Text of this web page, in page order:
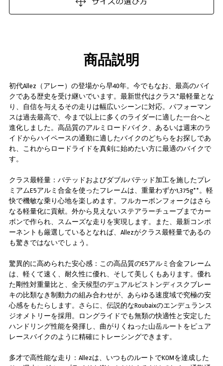
商品説明
初代Allez（アレー）の登場から早40年。今でもなお、最高のバイ
クである歴史を受け継いでいます。最新世代はクラス*最軽量とな
り、自信を与えるその走りは幅広いシーンに対応。パフォーマン
スは過去最高で、今まで以上に多くのライダーに適した一台へと
進化しました。高品質のアルミロードバイク、あるいは週末のラ
イドからハイペースの通勤に適したバイクのどちらをお探しであ
れ、これからロードライドを真剣に始めたい方に最適のバイクで
す。
クラス最軽量：バテッドおよびダブルバテッド加工を施したプレ
ミアムE5アルミ合金を使ったフレームは、重量わずか1,375g**。軽
快で機敏な乗り心地を楽しめます。フルカーボンフォークはさら
なる軽量化に貢献。外から見えないステアラーチューブまでカー
ボンで作られ、スムーズな走りを実現します。また、最新コンポ
ーネントも厳選しているとなれば、Allezがクラス最軽量であるの
も驚きではないでしょう。
驚異的に高められた安心感：この高品質のE5アルミ合金フレーム
は、軽くて速く、耐久性に優れ、そして美しくもあります。優れ
た剛性対重量比と、全天候型のデュアルピストンディスクブレー
キの比類なき制動力の組み合わせが、あらゆる速度域で究極の安
心感をもたらします。さらに、伝説的なRoubaixのエンデュランス
ジオメトリーを採用。ロングライドでも無類の快適性と安定した
ハンドリング性能を発揮し、曲がりくねった山岳ルートをピュア
レースバイクのように精確にトレーシングできます。
多才で高性能な走り：Allezは、いつものルートでKOMを達成した